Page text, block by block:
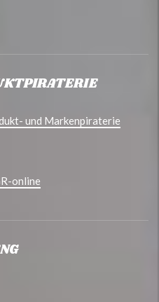
und Markenpiraterie
online